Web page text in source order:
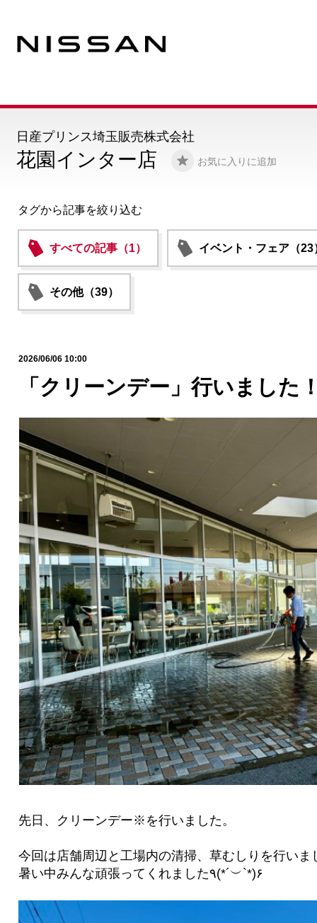
花園インター店 お気に入りに追加
日産プリンス埼玉販売株式会社
タグから記事を絞り込む
すべての記事（1） イベント・フェア（23
その他（39）
2026/06/06 10:00
「クリーンデー」行いました
先日、クリーンデー※を行いました。
今回は店舗周辺と工場内の清掃、草むしりを行いま
暑い中みんな頑張ってくれました٩(*´︶`*)۶